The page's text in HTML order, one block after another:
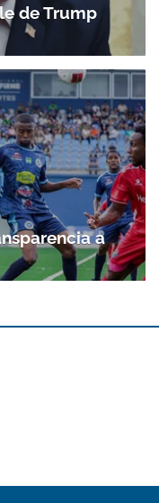
de Trump
a